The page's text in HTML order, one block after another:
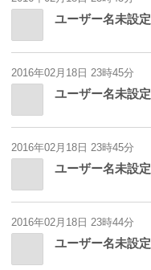
ユーザー名未設定
2016年02月18日 23時45分
ユーザー名未設定
2016年02月18日 23時45分
ユーザー名未設定
2016年02月18日 23時44分
ユーザー名未設定